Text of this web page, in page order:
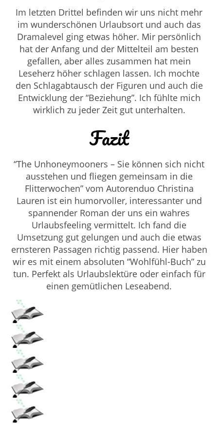
Im letzten Drittel befinden wir uns nicht mehr
im wunderschönen Urlaubsort und auch das
Dramalevel ging etwas höher. Mir persönlich
hat der Anfang und der Mittelteil am besten
gefallen, aber alles zusammen hat mein
Leseherz höher schlagen lassen. Ich mochte
den Schlagabtausch der Figuren und auch die
Entwicklung der “Beziehung”. Ich fühlte mich
wirklich zu jeder Zeit gut unterhalten.
Fazit
“The Unhoneymooners – Sie können sich nicht
ausstehen und fliegen gemeinsam in die
Flitterwochen” vom Autorenduo Christina
Lauren ist ein humorvoller, interessanter und
spannender Roman der uns ein wahres
Urlaubsfeeling vermittelt. Ich fand die
Umsetzung gut gelungen und auch die etwas
ernsteren Passagen richtig passend. Hier haben
wir es mit einem absoluten “Wohlfühl-Buch” zu
tun. Perfekt als Urlaubslektüre oder einfach für
einen gemütlichen Leseabend.